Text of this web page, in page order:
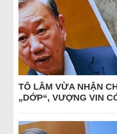
TÔ LÂM VỪA NHẬN
„DỚP“, VƯỢNG VIN